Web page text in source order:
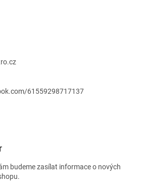
61559298717137
budeme zasílat informace o nových